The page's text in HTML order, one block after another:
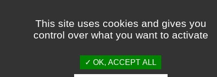
This site uses cookies and gives you
control over what you want to activate
OK, ACCEPT ALL